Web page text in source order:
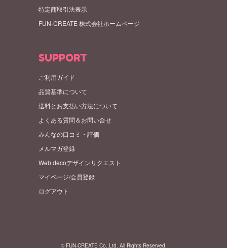
特定商取引法表示
FUN-CREATE 株式会社ホームページ
SUPPORT
ご利用ガイド
品質基準について
送料とお支払い方法について
よくある質問＆お問い合せ
みんなの口コミ・評価
メルマガ登録
Web decoデザインリクエスト
マイページ/会員登録
ログアウト
© FUN-CREATE Co.,Ltd. All Rights Reserved.